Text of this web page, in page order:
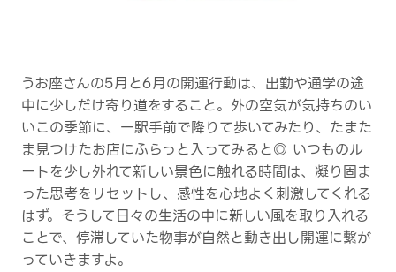
うお座さんの5月と6月の開運行動は、出勤や通学の途
中に少しだけ寄り道をすること。外の空気が気持ちのい
いこの季節に、一駅手前で降りて歩いてみたり、たまた
ま見つけたお店にふらっと入ってみると◎ いつものル
ートを少し外れて新しい景色に触れる時間は、凝り固ま
った思考をリセットし、感性を心地よく刺激してくれる
はず。そうして日々の生活の中に新しい風を取り入れる
ことで、停滞していた物事が自然と動き出し開運に繋が
っていきますよ。